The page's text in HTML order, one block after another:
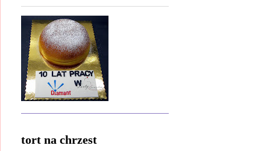
tort na chrzest